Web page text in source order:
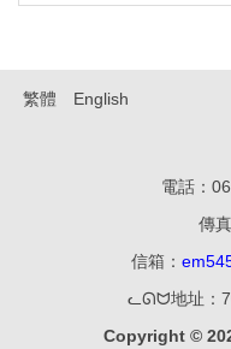
繁體 English
電話：
傳
信箱：
ᓚᘏᗢ地址：
Copyright ©